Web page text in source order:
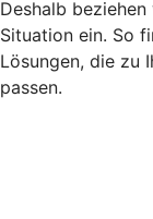
Deshalb
Situation ein. So
Lösungen, die zu
passen.